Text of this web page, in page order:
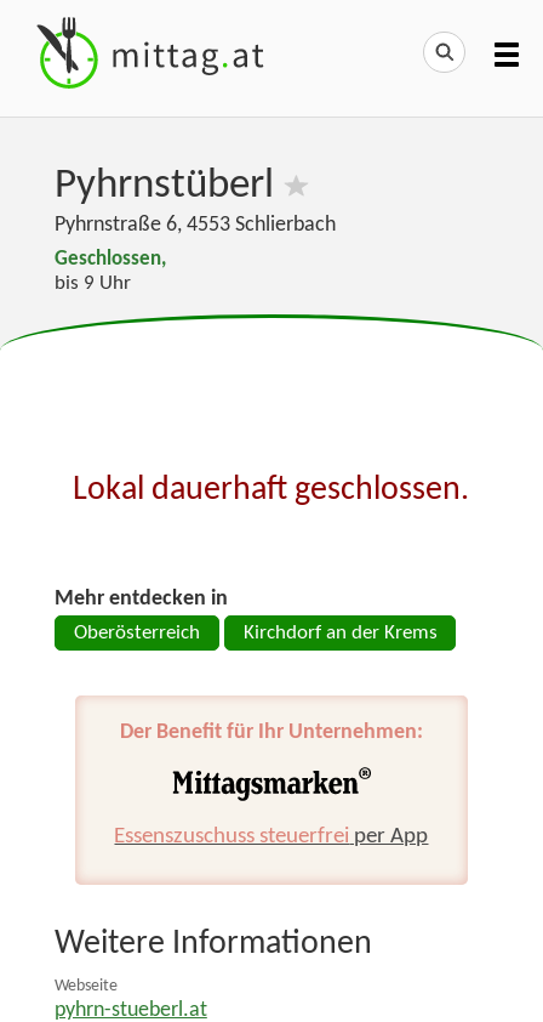
Pyhrnstüberl
Pyhrnstraße 6, 4553 Schlierbach
Geschlossen,
bis 9 Uhr
Lokal dauerhaft geschlossen.
Mehr entdecken in
Oberösterreich Kirchdorf an der Krems
Der Benefit für Ihr Unternehmen:
Essenszuschuss steuerfrei per App
Weitere Informationen
Webseite
pyhrn-stueberl.at